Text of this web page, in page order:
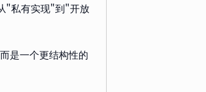
"私有实现"到"开放
是一个更结构性的